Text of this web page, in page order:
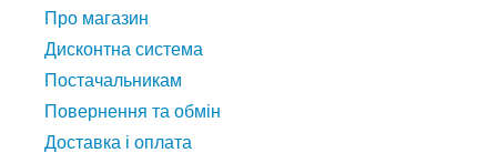
Про магазин
Дисконтна система
Постачальникам
Повернення та обмін
Доставка і оплата